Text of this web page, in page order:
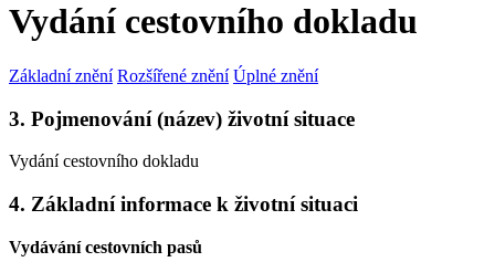
Vydání cestovního dokladu
Základní znění Rozšířené znění Úplné znění
3. Pojmenování (název) životní situace
Vydání cestovního dokladu
4. Základní informace k životní situaci
Vydávání cestovních pasů